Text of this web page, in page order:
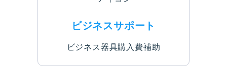
ビジネスサポート
ビジネス器具購入費補助